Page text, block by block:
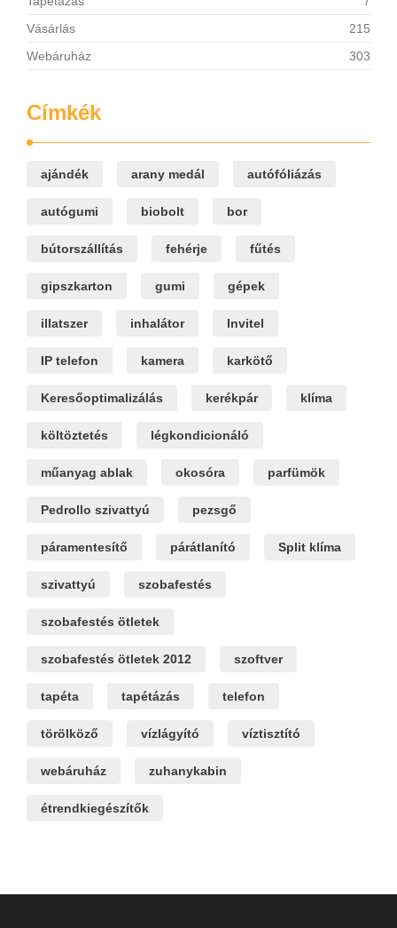
Vásárlás
215
Webáruház
303
Címkék
ajándék arany medál autófóliázás
autógumi biobolt bor
bútorszállítás fehérje fűtés
gipszkarton gumi gépek
illatszer inhalátor Invitel
IP telefon kamera karkötő
Keresőoptimalizálás kerékpár klíma
költöztetés légkondicionáló
műanyag ablak okosóra parfümök
Pedrollo szivattyú pezsgő
páramentesítő párátlanító Split klíma
szivattyú szobafestés
szobafestés ötletek
szobafestés ötletek 2012 szoftver
tapéta tapétázás telefon
törölköző vízlágyító víztisztító
webáruház zuhanykabin
étrendkiegészítők